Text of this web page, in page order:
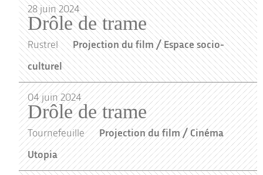
28juin2024
Drôle de trame
Rustrel
Projection du film / Espace socio-
culturel
04juin2024
Drôle de trame
Tournefeuille
Projection du film / Cinéma
Utopia